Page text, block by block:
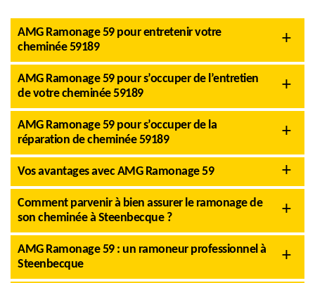
AMG Ramonage 59 pour entretenir votre
cheminée 59189
AMG Ramonage 59 pour s’occuper de l’entretien
de votre cheminée 59189
AMG Ramonage 59 pour s’occuper de la
réparation de cheminée 59189
Vos avantages avec AMG Ramonage 59
Comment parvenir à bien assurer le ramonage de
son cheminée à Steenbecque ?
AMG Ramonage 59 : un ramoneur professionnel à
Steenbecque